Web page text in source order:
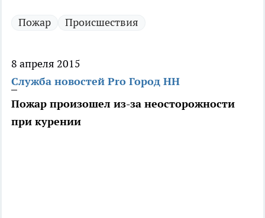
Пожар Происшествия
8 апреля 2015
Служба новостей Pro Город НН
Пожар произошел из-за неосторожности
при курении